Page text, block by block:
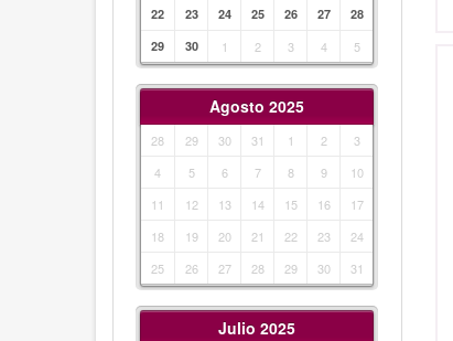
22
23 24 25 26 27
28
29
30 1 2 3 4 5
Agosto 2025
28 29 30 31 1 2
3
4
5 6 7 8 9
10
11
12 13 14 15 16
17
18
19 20 21 22 23
24
25
26 27 28 29 30 31
Julio 2025